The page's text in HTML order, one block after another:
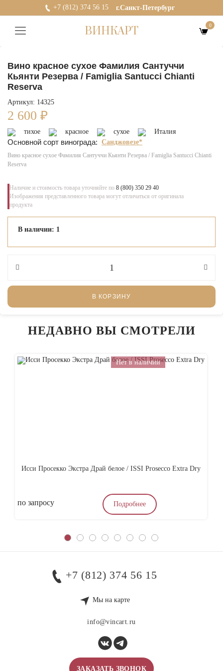
+7 (812) 374 56 15 г.Санкт-Петербург
ВИНКАРТ 0
Вино красное сухое Фамилия Сантуччи
Кьянти Резерва / Famiglia Santucci Chianti
Reserva
Артикул: 14325
2 600 ₽
тихое красное сухое Италия
Основной сорт винограда: Санджовезе*
Вино красное сухое Фамилия Сантуччи Кьянти Резерва / Famiglia Santucci Chianti
Reserva
Наличие и стоимость товара уточняйте по 8 (800) 350 29 40
Изображения представленного товара могут отличаться от оригинала
продукта
В наличии: 1
В КОРЗИНУ
НЕДАВНО ВЫ СМОТРЕЛИ
Нет в наличии
Исси Просекко Экстра Драй белое / ISSI Prosecco Extra Dry
по запросу Подробнее
+7 (812) 374 56 15
Мы на карте
info@vincart.ru
ЗАКАЗАТЬ ЗВОНОК